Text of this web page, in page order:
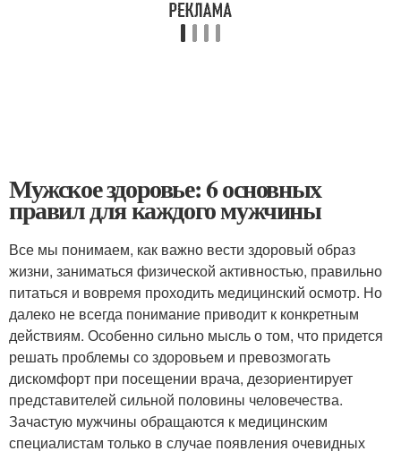
Мужское здоровье: 6 основных
правил для каждого мужчины
Все мы понимаем, как важно вести здоровый образ
жизни, заниматься физической активностью, правильно
питаться и вовремя проходить медицинский осмотр. Но
далеко не всегда понимание приводит к конкретным
действиям. Особенно сильно мысль о том, что придется
решать проблемы со здоровьем и превозмогать
дискомфорт при посещении врача, дезориентирует
представителей сильной половины человечества.
Зачастую мужчины обращаются к медицинским
специалистам только в случае появления очевидных